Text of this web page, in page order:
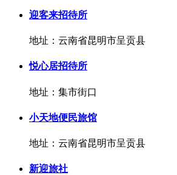
迎客来招待所
地址：云南省昆明市呈贡县
悦心居招待所
地址：集市街口
小天地便民旅馆
地址：云南省昆明市呈贡县
新迎旅社